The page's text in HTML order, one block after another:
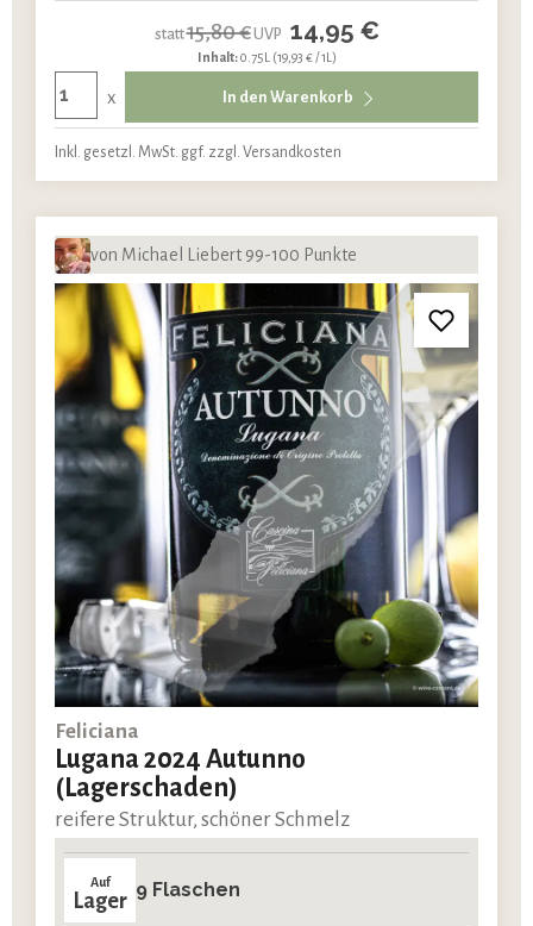
statt15,80 €UVP 14,95 €
Inhalt:0.75L (19,93 € / 1L)
x In den Warenkorb
Inkl. gesetzl. MwSt. ggf. zzgl. Versandkosten
von Michael Liebert 99-100 Punkte
Feliciana
Lugana 2024 Autunno
(Lagerschaden)
reifere Struktur, schöner Schmelz
Auf
Lager 9 Flaschen